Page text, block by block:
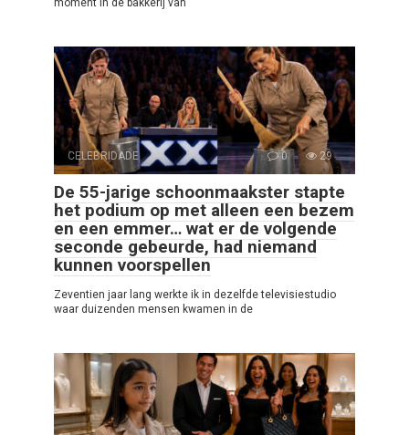
moment in de bakkerij van
CELEBRIDADE 0 29
De 55-jarige schoonmaakster stapte
het podium op met alleen een bezem
en een emmer… wat er de volgende
seconde gebeurde, had niemand
kunnen voorspellen
Zeventien jaar lang werkte ik in dezelfde televisiestudio
waar duizenden mensen kwamen in de